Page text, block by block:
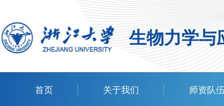
生物力学与
首页 关于我们 师资队